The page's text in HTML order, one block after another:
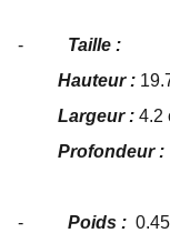
- Taille :
Hauteur :
Largeur : 4.2
Profondeur :
- Poids :